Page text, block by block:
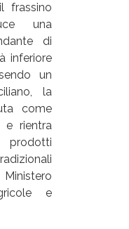
frassino
una
di
inferiore
un
la
come
e rientra
e